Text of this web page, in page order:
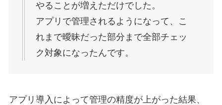
やることが増えただけでした。
アプリで管理されるようになって、こ
れまで曖昧だった部分まで全部チェッ
ク対象になったんです。
アプリ導入によって管理の精度が上がった結果、